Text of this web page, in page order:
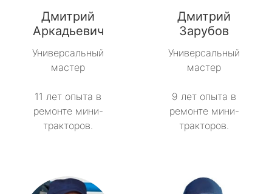
Дмитрий
Аркадьевич
Универсальный
мастер
11 лет опыта в
ремонте мини-
тракторов.
Дмитрий
Зарубов
Универсальный
мастер
9 лет опыта в
ремонте мини-
тракторов.